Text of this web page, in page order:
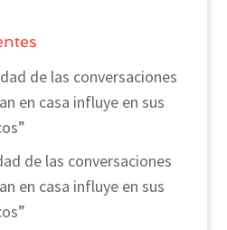
de las conversaciones
en casa influye en sus
de las conversaciones
en casa influye en sus